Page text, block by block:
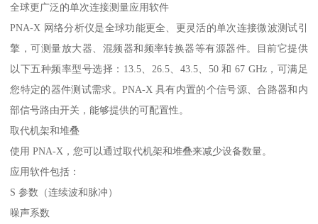
全球更广泛的单次连接测量应用软件
PNA-X 网络分析仪是全球功能更全、更灵活的单次连接微波测试引
擎，可测量放大器、混频器和频率转换器等有源器件。目前它提供
以下五种频率型号选择：13.5、26.5、43.5、50 和 67 GHz，可满足
您特定的器件测试需求。PNA-X 具有内置的个信号源、合路器和内
部信号路由开关，能够提供的可配置性。
取代机架和堆叠
使用 PNA-X，您可以通过取代机架和堆叠来减少设备数量。
应用软件包括：
S 参数（连续波和脉冲）
噪声系数